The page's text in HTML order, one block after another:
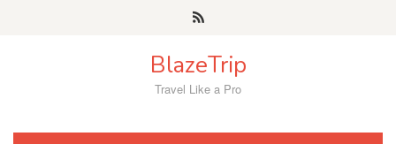
BlazeTrip
Travel Like a Pro